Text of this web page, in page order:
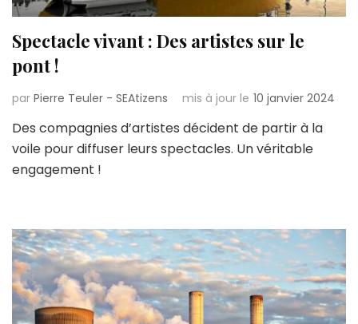
Spectacle vivant : Des artistes sur le
pont !
par Pierre Teuler - SEAtizens mis à jour le 10 janvier 2024
Des compagnies d’artistes décident de partir à la
voile pour diffuser leurs spectacles. Un véritable
engagement !